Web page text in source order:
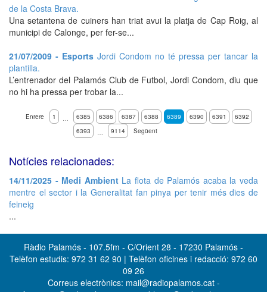
de la Costa Brava.
Una setantena de cuiners han triat avui la platja de Cap Roig, al
municipi de Calonge, per fer-se...
21/07/2009 - Esports Jordi Condom no té pressa per tancar la
plantilla.
L’entrenador del Palamós Club de Futbol, Jordi Condom, diu que
no hi ha pressa per trobar la...
Enrere 1 … 6385 6386 6387 6388 6389 6390 6391
6392
6393
… 9114 Següent
Notícies relacionades:
14/11/2025 - Medi AmbientLa flota de Palamós acaba la veda
mentre el sector i la Generalitat fan pinya per tenir més dies de
feineig
...
Ràdio Palamós - 107.5fm - C/Orient 28 - 17230 Palamós -
Telèfon estudis: 972 31 62 90 | Telèfon oficines i redacció: 972 60
09 26
Correus electrònics: mail@radiopalamos.cat -